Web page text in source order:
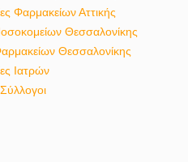
Φαρμακείων Αττικής
Θεσσαλονίκης
Θεσσαλονίκης
Ιατρών
Σύλλογοι